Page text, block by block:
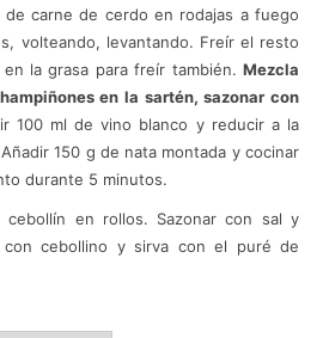
carne de cerdo en rodajas a fuego
volteando, levantando. Freír el resto
la grasa para freír también. Mezcla
en la sartén, sazonar con
100 ml de vino blanco y reducir a la
150 g de nata montada y cocinar
durante 5 minutos.
cebollín en rollos. Sazonar con sal y
con cebollino y sirva con el puré de